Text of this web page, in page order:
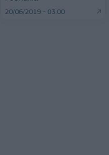
20/06/2019 - 03:00